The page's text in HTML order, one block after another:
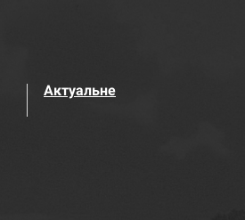
Актуальне